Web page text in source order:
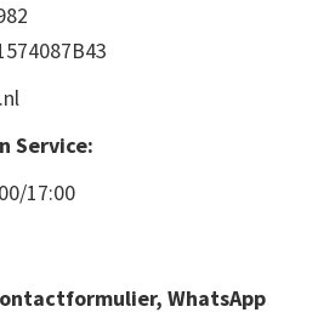
Service:
17:00
WhatsApp